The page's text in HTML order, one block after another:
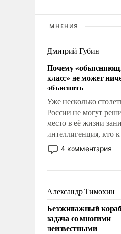
МНЕНИЯ
Дмитрий Губин
Почему
класс» не может
объяснить
Уже несколько
России не могут
место в её жизни
интеллигенция, кто
принадлежит, а кого
исключили с правом
чем она отличается
образованных
казалось, что эти
решены раз и
нет, не решены.
4 комментария
Александр Тимохин
Безэкипажный
задача со многими
неизвестными